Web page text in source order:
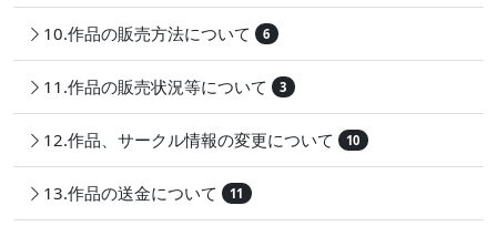
10.作品の販売方法について 6
11.作品の販売状況等について 3
12.作品、サークル情報の変更について 10
13.作品の送金について 11